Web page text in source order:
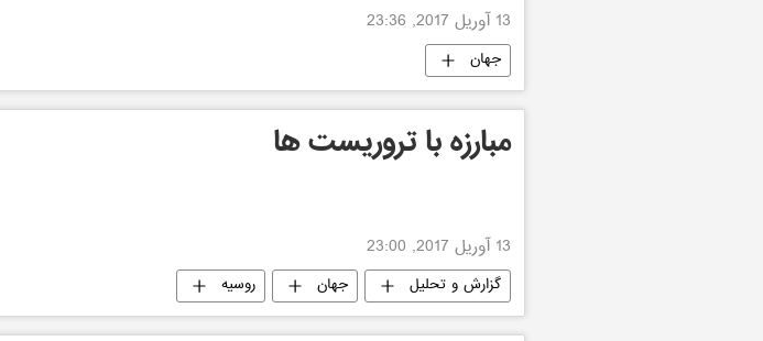
13 آوریل 2017, 23:36
جهان
مبارزه با تروریست ها
13 آوریل 2017, 23:00
گزارش و تحلیل جهان روسیه